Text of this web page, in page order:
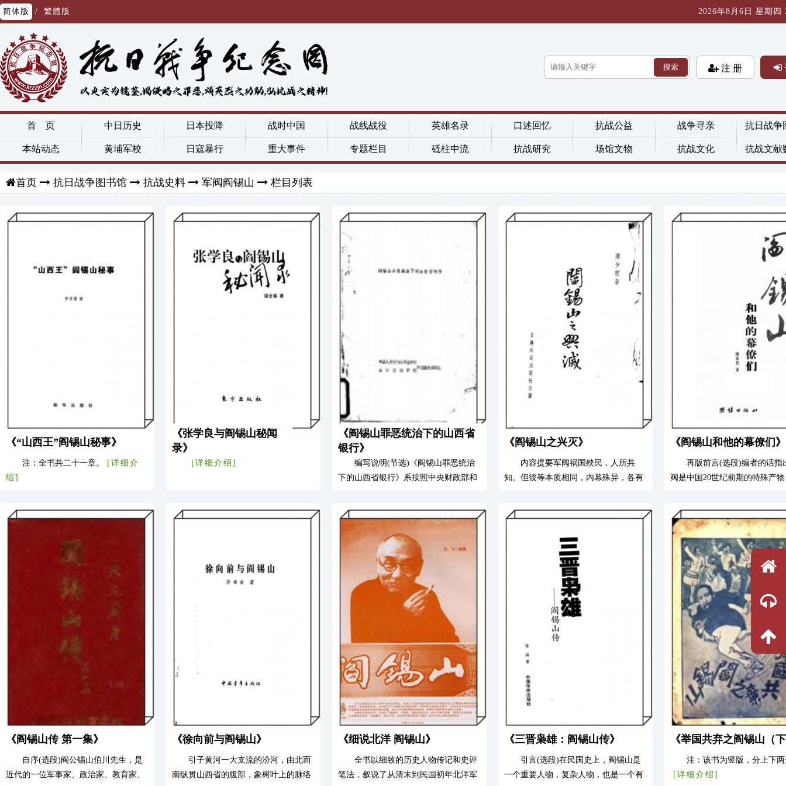
简体版 / 繁體版 2026年8月6日 星期四
搜索 注 册
首 页 中日历史 日本投降 战时中国 战线战役 英雄名录 口述回忆 抗战公益 战争寻亲 抗日战争
本站动态 黄埔军校 日寇暴行 重大事件 专题栏目 砥柱中流 抗战研究 场馆文物 抗战文化 抗战文献
首页 抗日战争图书馆 抗战史料 军阀阎锡山 栏目列表
《“山西王”阎锡山秘事》
注：全书共二十一章。
[详细介
绍]
《张学良与阎锡山秘闻
录》
[详细介绍]
《阎锡山罪恶统治下的山西省
银行》
编写说明(节选)《阎锡山罪恶统治
下的山西省银行》系按照中央财政部和
华民国史提供素材，另一方面作为内部
资料。供广大财政金融职工参考使用。
[详细介绍]
《阎锡山之兴灭》
内容提要军阀祸国殃民，人所共
知。但彼等本质相同，内幕殊异，各有
中心，写其于辛亥革命时自封为山西都
督起，至被赶出大陆位置。中有阎蒋斗
法、阎冯分合、中原大战、阎日勾结等
曲折内幕。特别是抗战期间阎锡山与日
寇之间的种种密约和文件，为外间所未
[详细介绍]
《阎锡山和他的幕僚们》
再版前言(选段)编者的话指
阀是中国20世纪前期的特殊产
——阎锡山幕府》一书力求新意
历史人物——特别是曾经被否定
史人物评价上，保持了较为冷
度，在恢复历史真相方面，有
索，对于处在复杂历史条件下
物和他们的...
[详细介绍]
《阎锡山传 第一集》
自序(选段)阎公锡山伯川先生，是
近代的一位军事家、政治家、教育家、
《徐向前与阎锡山》
引子黄河一大支流的汾河，由北而
南纵贯山西省的腹部，象树叶上的脉络
《细说北洋 阎锡山》
全书以细致的历史人物传记和史评
笔法，叙说了从清末到民国初年北洋军
《三晋枭雄：阎锡山传》
引言(选段)在民国史上，阎锡山是
一个重要人物，复杂人物，也是一个有
《举国共弃之阎锡山（
注：该书为竖版，分上下
[详细介绍]